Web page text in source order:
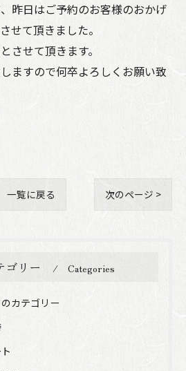
昨日はご予約のお客様のおかげ
せて頂きました。
させて頂きます。
ますので何卒よろしくお願い致
一覧に戻る 次のページ >
ゴリー Categories
カテゴリー